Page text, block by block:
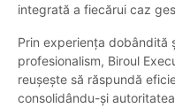
integrată a fiecărui caz
Prin experiența dobândită
profesionalism, Biroul
reușește să răspundă
consolidându-și